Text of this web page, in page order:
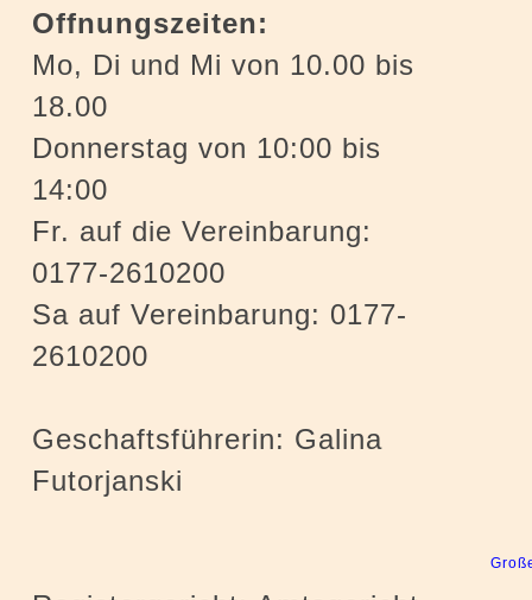
Offnungszeiten:
Mo, Di und Mi von 10.00 bis
18.00
Donnerstag von 10:00 bis
14:00
Fr. auf die Vereinbarung:
0177-2610200
Sa auf Vereinbarung: 0177-
2610200
Geschaftsführerin: Galina
Futorjanski